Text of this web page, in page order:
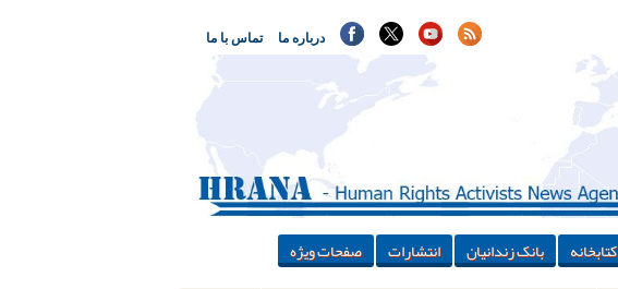
تماس با ما درباره ما
کتابخانه بانک زندانیان انتشارات صفحات ویژه